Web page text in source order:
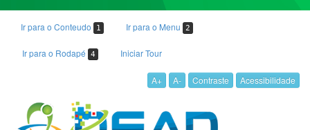
Ir para o Conteudo 1 Ir para o Menu 2
Ir para o Rodapé 4 Iniciar Tour
A+ A- Contraste Acessibilidade